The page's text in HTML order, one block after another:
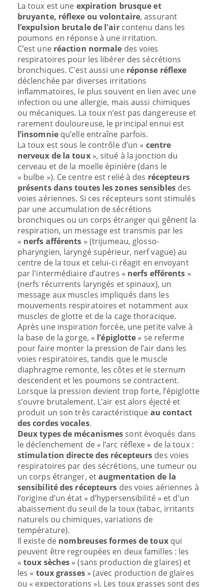
La toux est une expiration brusque et
bruyante, réflexe ou volontaire, assurant
l’expulsion brutale de l'aircontenu dans les
poumons en réponse à une irritation.
C’est une réaction normale des voies
respiratoires pour les libérer des sécrétions
bronchiques. C'est aussi une réponse réflexe
déclenchée par diverses irritations
inflammatoires, le plus souvent en lien avec une
infection ou une allergie, mais aussi chimiques
ou mécaniques. La toux n’est pas dangereuse et
rarement douloureuse, le principal ennui est
l’insomniequ’elle entraîne parfois.
La toux est sous le contrôle d’un « centre
nerveux de la toux », situé à la jonction du
cerveau et de la moelle épinière (dans le
« bulbe »). Ce centre est relié à des récepteurs
présents dans toutes les zones sensiblesdes
voies aériennes. Si ces récepteurs sont stimulés
par une accumulation de sécrétions
bronchiques ou un corps étranger qui gênent la
respiration, un message est transmis par les
« nerfs afférents » (trijumeau, glosso-
pharyngien, laryngé supérieur, nerf vague) au
centre de la toux et celui-ci réagit en envoyant
par l'intermédiaire d’autres « nerfs efférents »
(nerfs récurrents laryngés et spinaux), un
message aux muscles impliqués dans les
mouvements respiratoires et notamment aux
muscles de glotte et de la cage thoracique.
Après une inspiration forcée, une petite valve à
la base de la gorge, « l’épiglotte » se referme
pour faire monter la pression de l’air dans les
voies respiratoires, tandis que le muscle
diaphragme remonte, les côtes et le sternum
descendent et les poumons se contractent.
Lorsque la pression devient trop forte, l’épiglotte
s’ouvre brutalement. L’air est alors éjecté et
produit un son très caractéristique au contact
des cordes vocales.
Deux types de mécanismessont évoqués dans
le déclenchement de « l’arc réflexe » de la toux :
stimulation directe des récepteurs des voies
respiratoires par des sécrétions, une tumeur ou
un corps étranger, etaugmentation de la
sensibilité des récepteurs des voies aériennes à
l’origine d’un état « d’hypersensibilité » et d’un
abaissement du seuil de la toux (tabac, irritants
naturels ou chimiques, variations de
température).
Il existe de nombreuses formes de touxqui
peuvent être regroupées en deux familles : les
«toux sèches » (sans production de glaires) et
les « toux grasses » (avec production de glaires
ou « expectorations »). Les toux grasses sont des